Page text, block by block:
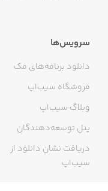
سرویس‌ها
دانلود برنامه‌های مک
فروشگاه سیب‌اپ
وبلاگ سیب‌اپ
پنل توسعه‌دهندگان
دریافت نشان دانلود از
سیب‌اپ